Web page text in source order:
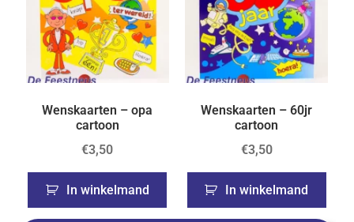
Wenskaarten – opa
cartoon
€3,50
In winkelmand
Wenskaarten – 60jr
cartoon
€3,50
In winkelmand